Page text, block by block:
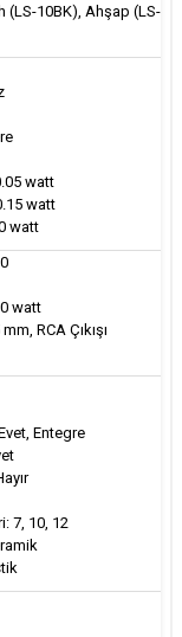
(LS-10BK), Ahşap (LS-
watt
watt
watt
watt
RCA Çıkışı
Entegre
7, 10, 12